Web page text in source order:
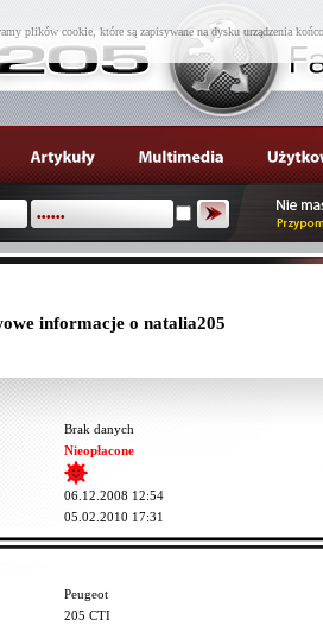
plików cookie, które są zapisywane na dysku urządzenia
informacje o natalia205
Brak danych
Nieopłacone
06.12.2008 12:54
05.02.2010 17:31
Peugeot
205 CTI